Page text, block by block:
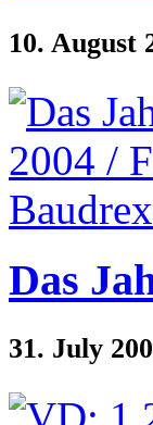
10. August
Das
31. July